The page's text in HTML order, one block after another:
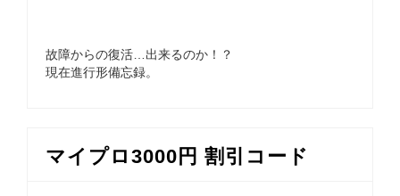
故障からの復活…出来るのか！？
現在進行形備忘録。
マイプロ3000円 割引コード